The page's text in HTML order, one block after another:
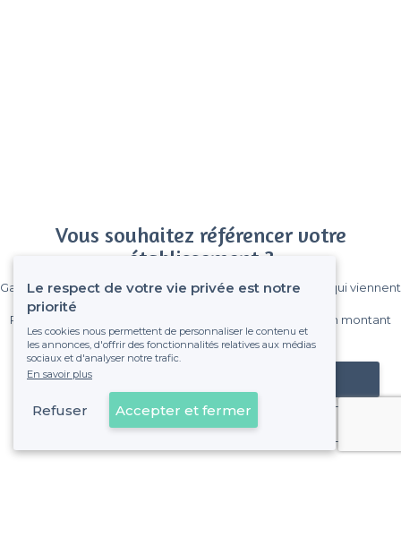
Vous souhaitez référencer votre
établissement ?
Gagnez de nombreux clients parmi le million de visiteurs qui viennent
Pas de commissions et sans engagement, vous payez un montant
fixe sans risque de voir déraper la facture.
Référencer mon établissement
Déjà client
Le respect de votre vie privée est notre
priorité
Les cookies nous permettent de personnaliser le contenu et
les annonces, d'offrir des fonctionnalités relatives aux médias
sociaux et d'analyser notre trafic.
En savoir plus
Refuser Accepter et fermer